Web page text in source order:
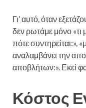
Γι’ αυτό, όταν
δεν ρωτάμε μόνο «τι
πότε συντηρείται:»,
αναλαμβάνει την
αποβλήτων:». Εκεί
Κόστος